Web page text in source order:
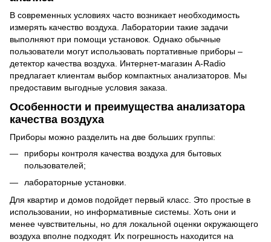
В современных условиях часто возникает необходимость
измерять качество воздуха. Лаборатории такие задачи
выполняют при помощи установок. Однако обычные
пользователи могут использовать портативные приборы –
детектор качества воздуха. Интернет-магазин A-Radio
предлагает клиентам выбор компактных анализаторов. Мы
предоставим выгодные условия заказа.
Особенности и преимущества анализатора
качества воздуха
Приборы можно разделить на две больших группы:
приборы контроля качества воздуха для бытовых
пользователей;
лабораторные установки.
Для квартир и домов подойдет первый класс. Это простые в
использовании, но информативные системы. Хоть они и
менее чувствительны, но для локальной оценки окружающего
воздуха вполне подходят. Их погрешность находится на